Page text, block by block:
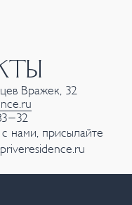
Вражек, 32
32
нами, присылайте